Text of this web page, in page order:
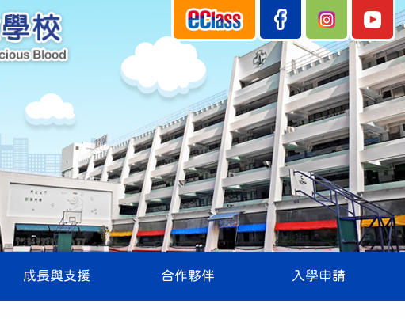
成長與支援 合作夥伴 入學申請